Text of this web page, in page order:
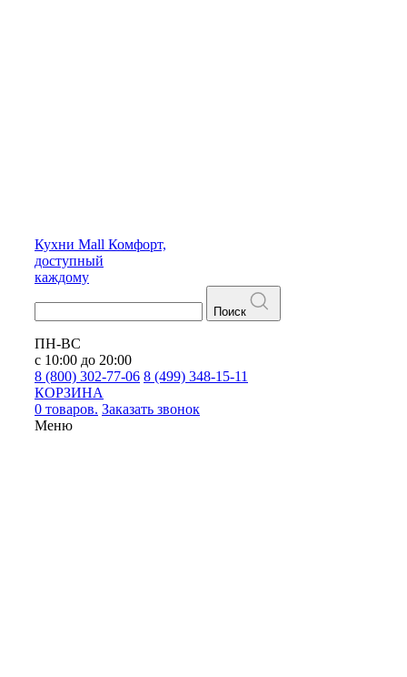
Кухни Mall Комфорт,
доступный
каждому
Поиск
ПН-ВС
с 10:00 до 20:00
8 (800) 302-77-06 8 (499) 348-15-11
КОРЗИНА
0 товаров. Заказать звонок
Меню